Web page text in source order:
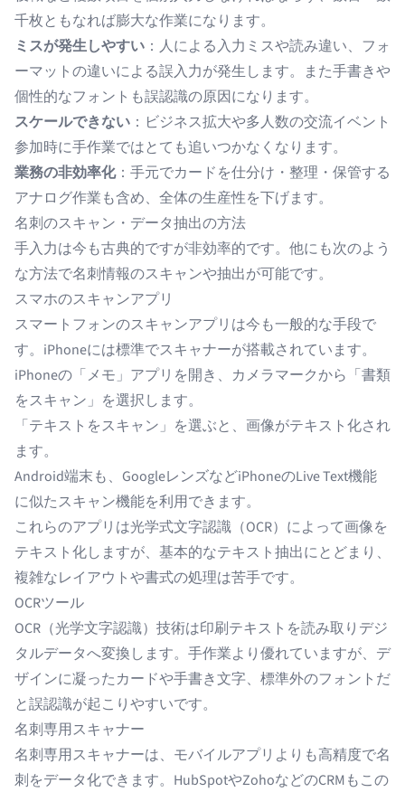
千枚ともなれば膨大な作業になります。
ミスが発生しやすい ：人による入力ミスや読み違い、フォ
ーマットの違いによる誤入力が発生します。また手書きや
個性的なフォントも誤認識の原因になります。
スケールできない ：ビジネス拡大や多人数の交流イベント
参加時に手作業ではとても追いつかなくなります。
業務の非効率化：手元でカードを仕分け・整理・保管する
アナログ作業も含め、全体の生産性を下げます。
名刺のスキャン・データ抽出の方法
手入力は今も古典的ですが非効率的です。他にも次のよう
な方法で名刺情報のスキャンや抽出が可能です。
スマホのスキャンアプリ
スマートフォンのスキャンアプリは今も一般的な手段で
す。iPhoneには標準でスキャナーが搭載されています。
iPhoneの「メモ」アプリを開き、カメラマークから「書類
をスキャン」を選択します。
「テキストをスキャン」を選ぶと、画像がテキスト化され
ます。
Android端末も、GoogleレンズなどiPhoneのLive Text機能
に似たスキャン機能を利用できます。
これらのアプリは光学式文字認識（OCR） によって画像を
テキスト化しますが、基本的なテキスト抽出にとどまり、
複雑なレイアウトや書式の処理は苦手です。
OCRツール
OCR（光学文字認識）技術は印刷テキストを読み取りデジ
タルデータへ変換します。手作業より優れていますが、デ
ザインに凝ったカードや手書き文字、標準外のフォントだ
と誤認識が起こりやすいです。
名刺専用スキャナー
名刺専用スキャナーは、モバイルアプリよりも高精度で名
刺をデータ化できます。HubSpotやZohoなどのCRMもこの